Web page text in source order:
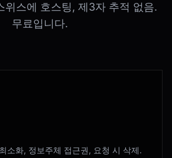
위스에 호스팅, 제3자 추적 없음.
무료입니다.
소화, 정보주체 접근권, 요청 시 삭제.